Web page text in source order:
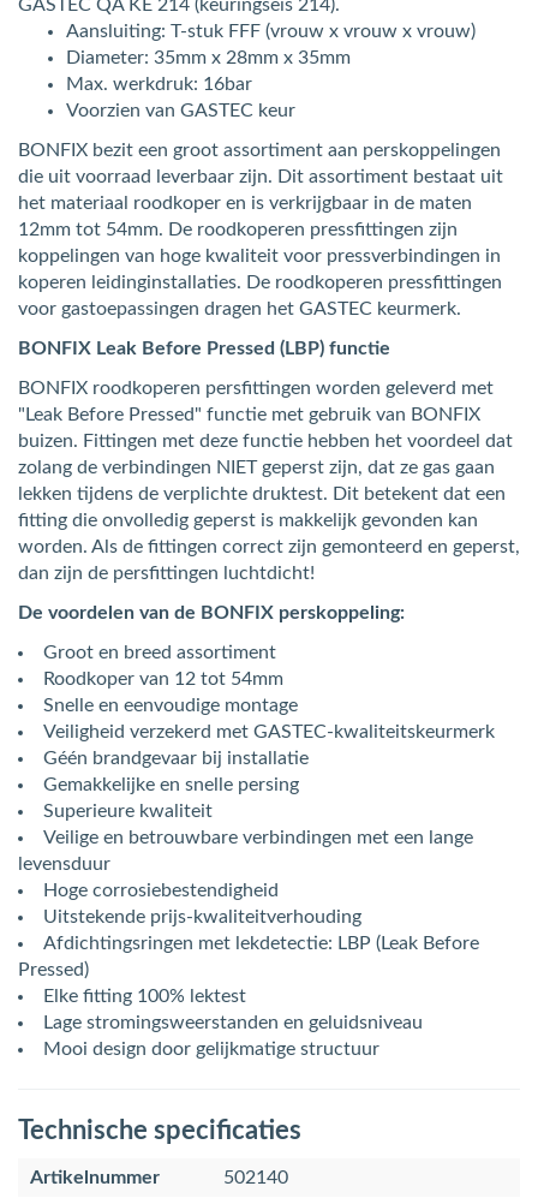
GASTEC QA KE 214 (keuringseis 214).
Aansluiting: T-stuk FFF (vrouw x vrouw x vrouw)
Diameter: 35mm x 28mm x 35mm
Max. werkdruk: 16bar
Voorzien van GASTEC keur
BONFIX bezit een groot assortiment aan perskoppelingen
die uit voorraad leverbaar zijn. Dit assortiment bestaat uit
het materiaal roodkoper en is verkrijgbaar in de maten
12mm tot 54mm. De roodkoperen pressfittingen zijn
koppelingen van hoge kwaliteit voor pressverbindingen in
koperen leidinginstallaties. De roodkoperen pressfittingen
voor gastoepassingen dragen het GASTEC keurmerk.
BONFIX Leak Before Pressed (LBP) functie
BONFIX roodkoperen persfittingen worden geleverd met
"Leak Before Pressed" functie met gebruik van BONFIX
buizen. Fittingen met deze functie hebben het voordeel dat
zolang de verbindingen NIET geperst zijn, dat ze gas gaan
lekken tijdens de verplichte druktest. Dit betekent dat een
fitting die onvolledig geperst is makkelijk gevonden kan
worden. Als de fittingen correct zijn gemonteerd en geperst,
dan zijn de persfittingen luchtdicht!
De voordelen van de BONFIX perskoppeling:
Groot en breed assortiment
Roodkoper van 12 tot 54mm
Snelle en eenvoudige montage
Veiligheid verzekerd met GASTEC-kwaliteitskeurmerk
Géén brandgevaar bij installatie
Gemakkelijke en snelle persing
Superieure kwaliteit
Veilige en betrouwbare verbindingen met een lange
levensduur
Hoge corrosiebestendigheid
Uitstekende prijs-kwaliteitverhouding
Afdichtingsringen met lekdetectie: LBP (Leak Before
Pressed)
Elke fitting 100% lektest
Lage stromingsweerstanden en geluidsniveau
Mooi design door gelijkmatige structuur
Technische specificaties
Artikelnummer
502140